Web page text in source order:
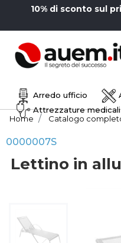
10% di sconto sul
Arredo ufficio
Attrezzature medicali
Home
Catalogo
0000007S
Lettino in